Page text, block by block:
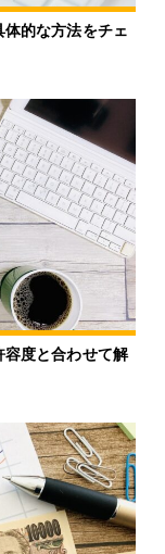
的な方法をチェ
容度と合わせて解